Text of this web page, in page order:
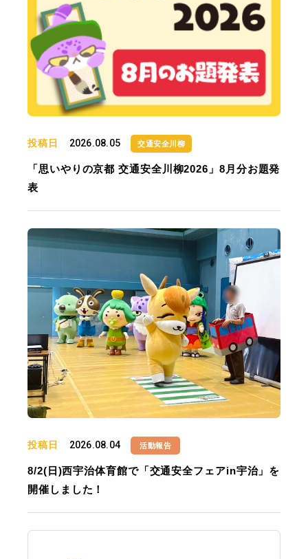
投稿日 2026.08.05 交通安全川柳
「思いやりの京都 交通安全川柳2026」8月分お題発
表
投稿日 2026.08.04 活動報告
8/2(日)西宇治体育館で「交通安全フェアin宇治」を
開催しました！